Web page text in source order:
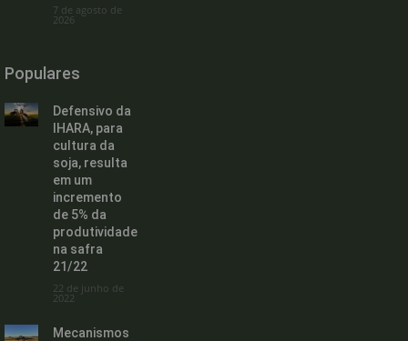
7 de agosto de
2026
Populares
Defensivo da
IHARA, para
cultura da
soja, resulta
em um
incremento
de 5% da
produtividade
na safra
21/22
22 de junho de
2022
Mecanismos